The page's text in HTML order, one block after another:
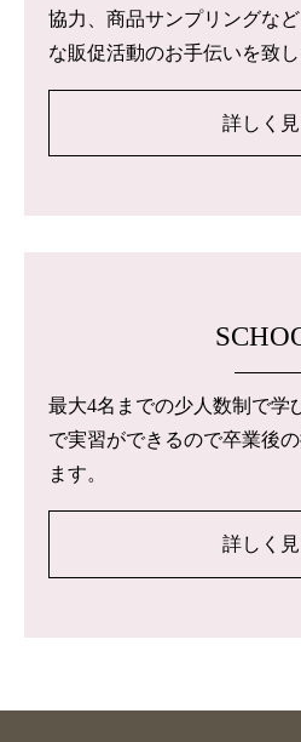
協力、商品サンプリングな
な販促活動のお手伝いを致し
詳しく
最大4名までの少人数制で学
で実習ができるので卒業後
ます。
詳しく